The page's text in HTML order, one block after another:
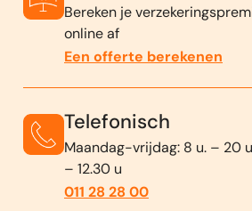
Bereken je
online af
Een offerte berekenen
Telefonisch
Maandag-vrijdag: 8 u. – 20
– 12.30 u
011 28 28 00